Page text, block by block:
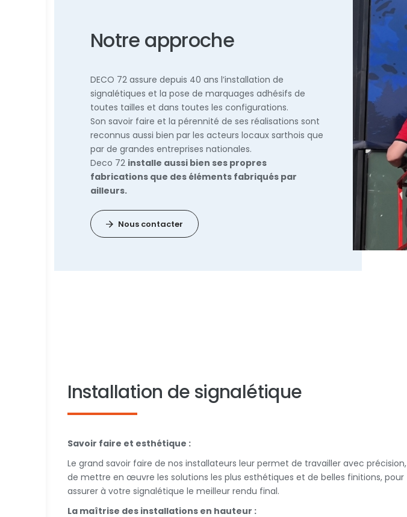
Notre approche
DECO 72 assure depuis 40 ans l’installation de
signalétiques et la pose de marquages adhésifs de
toutes tailles et dans toutes les configurations.
Son savoir faire et la pérennité de ses réalisations sont
reconnus aussi bien par les acteurs locaux sarthois que
par de grandes entreprises nationales.
Deco 72 installe aussi bien ses propres
fabrications que des éléments fabriqués par
ailleurs.
Nous contacter
Installation de signalétique
Savoir faire et esthétique :
Le grand savoir faire de nos installateurs leur permet de travailler avec précision,
de mettre en œuvre les solutions les plus esthétiques et de belles finitions, pour
assurer à votre signalétique le meilleur rendu final.
La maîtrise des installations en hauteur :